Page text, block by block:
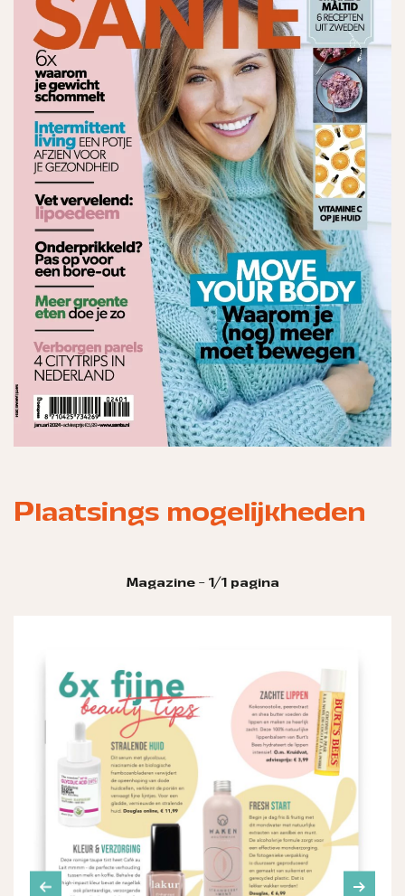
Plaatsings mogelijkheden
Magazine - 1/1 pagina